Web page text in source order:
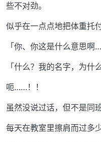
些不对劲。
似乎在一点点地把体重托
「你、你这是什么意思
「什么？我的名字，为什
呃……！！
虽然没说过话，但不是同
每天在教室里擦肩而过多